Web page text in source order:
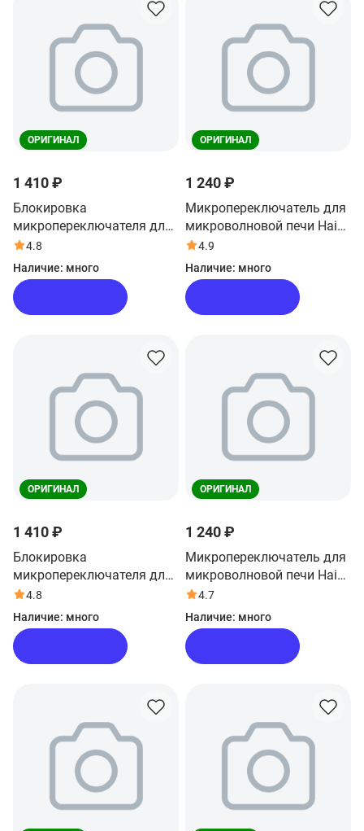
ОРИГИНАЛ
1 410 ₽
Блокировка
микропереключателя для
микроволновой печи Haier
HMB-MM208BA
4.8
Наличие: много
ОРИГИНАЛ
1 240 ₽
Микропереключатель для
микроволновой печи Haier
HMB-MM208BA
4.9
Наличие: много
ОРИГИНАЛ
1 410 ₽
Блокировка
микропереключателя для
микроволновой печи Haier
HMB-MM208SA
4.8
Наличие: много
ОРИГИНАЛ
1 240 ₽
Микропереключатель для
микроволновой печи Haier
HMB-MM208SA
4.7
Наличие: много